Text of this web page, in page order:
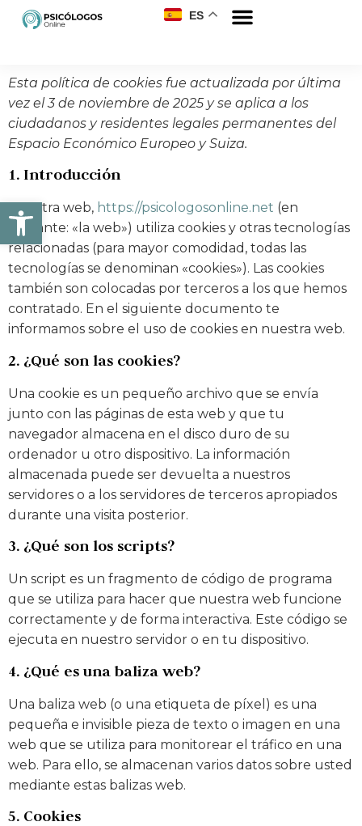
Abrir barra de herramientas
ES
Esta política de cookies fue actualizada por última
vez el 3 de noviembre de 2025 y se aplica a los
ciudadanos y residentes legales permanentes del
Espacio Económico Europeo y Suiza.
1. Introducción
Nuestra web, https://psicologosonline.net (en
adelante: «la web») utiliza cookies y otras tecnologías
relacionadas (para mayor comodidad, todas las
tecnologías se denominan «cookies»). Las cookies
también son colocadas por terceros a los que hemos
contratado. En el siguiente documento te
informamos sobre el uso de cookies en nuestra web.
2. ¿Qué son las cookies?
Una cookie es un pequeño archivo que se envía
junto con las páginas de esta web y que tu
navegador almacena en el disco duro de su
ordenador u otro dispositivo. La información
almacenada puede ser devuelta a nuestros
servidores o a los servidores de terceros apropiados
durante una visita posterior.
3. ¿Qué son los scripts?
Un script es un fragmento de código de programa
que se utiliza para hacer que nuestra web funcione
correctamente y de forma interactiva. Este código se
ejecuta en nuestro servidor o en tu dispositivo.
4. ¿Qué es una baliza web?
Una baliza web (o una etiqueta de píxel) es una
pequeña e invisible pieza de texto o imagen en una
web que se utiliza para monitorear el tráfico en una
web. Para ello, se almacenan varios datos sobre usted
mediante estas balizas web.
5. Cookies